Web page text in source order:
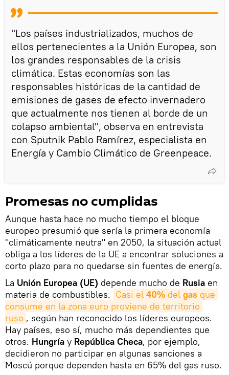
"Los países industrializados, muchos de
ellos pertenecientes a la Unión Europea, son
los grandes responsables de la crisis
climática. Estas economías son las
responsables históricas de la cantidad de
emisiones de gases de efecto invernadero
que actualmente nos tienen al borde de un
colapso ambiental", observa en entrevista
con Sputnik Pablo Ramírez, especialista en
Energía y Cambio Climático de Greenpeace.
Promesas no cumplidas
Aunque hasta hace no mucho tiempo el bloque
europeo presumió que sería la primera economía
"climáticamente neutra" en 2050, la situación actual
obliga a los líderes de la UE a encontrar soluciones a
corto plazo para no quedarse sin fuentes de energía.
La Unión Europea (UE) depende mucho de Rusia en
materia de combustibles. Casi el 40% del gas que
consume en la zona euro proviene de territorio
ruso , según han reconocido los líderes europeos.
Hay países, eso sí, mucho más dependientes que
otros. Hungría y República Checa, por ejemplo,
decidieron no participar en algunas sanciones a
Moscú porque dependen hasta en 65% del gas ruso.